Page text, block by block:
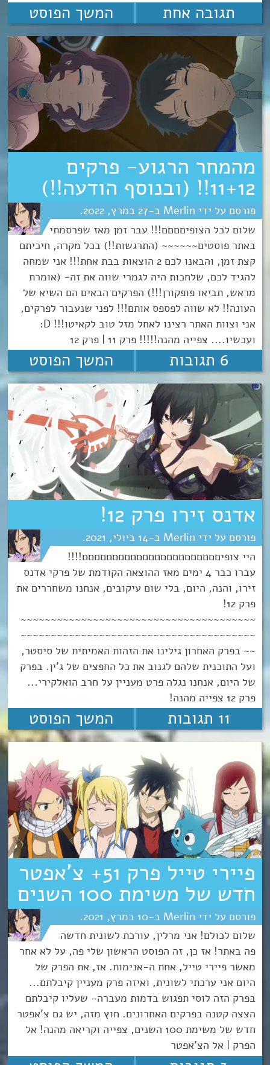
תגובה אחת המשך הפוסט
מהמחר הרגוע- פרקים
11+12!! (ובנוסף הודעה!!)
Merlin
27 מרץ 2022
שלום לכל הצופיםםםם!!! עבר זמן מאז שפרסמתי
באתר פוסטים~~~~~~ (התרגשות!!) בכל מקרה, חיכיתם
קצת זמן, והבאנו לכם 2 הוצאות בבת אחת!!! אני שמחה
להגיד לכם, שלחכות היה לגמרי שווה את זה- (אומרת
מראש, תביאו פופקורן!!!) הפרקים הבאים הם השיא של
העונה!! לא שווה לפספס אותם!!! לפני שנעבור לפרקים,
אני וצוות האתר רצינו לאחל מזל טוב לקאיטו!!! D:
ועכשיו.... צפייה מהנה!!!!! פרק 11 | פרק 12
6 תגובות המשך הפוסט
אדנס זירו פרק 12!
Merlin
14 יולי 2021
היי צופיםםםםםםםםםםםםםםםםםםםםםםם!!!!
עברו כבר 4 ימים מאז ההוצאה הקודמת של פרקי אדנס
זירו, והנה, היום, בלי שום עיקובים, אנחנו משחררים את
פרק 12!
~~~~~~~~~~~~~~~~~~~~~~~~~~~~~~~~~~~~~~~
~~~~~~~~~~~~~~~~~~~~~~~~~~~~~~~~~~~~~~~
~~ בפרק האחרון גילינו את הזהות האמיתית של סיסטר,
ועל התוכנית שלהם לגנוב את כל החפצים של ג'ין. בפרק
של היום, אנחנו נגלה פרט מעניין על חרב הואלקירי...
פרק 12 צפייה מהנה!
11 תגובות המשך הפוסט
פיירי טייל פרק 51+ צ’אפטר
חדש של משימת 100 השנים
Merlin
10 מרץ 2021
שלום לכולם! אני מרלין, עורכת לשונית חדשה
פה באתר! אז כן, זה הפוסט הראשון שלי פה, על לא אחר
מאשר פיירי טייל, אחת ה-אנימות. אז, את הפרק של
היום אני ערכתי לשונית, ואיזה פרק מעניין קיבלתם...
בפרק הזה לוסי תפגוש בדמות מעברה- שעליו קיבלתם
הצצה קטנה בפרקים האחרונים. חוץ מזה, יש גם צ'אפטר
חדש של משימת 100 השנים, צפייה וקריאה מהנה! אל
הפרק | אל הצ'אפטר